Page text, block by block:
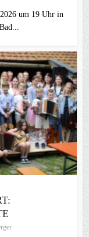
um 19 Uhr in